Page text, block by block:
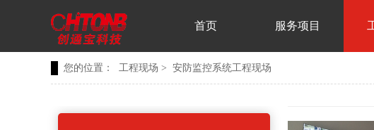
首页 服务项目
您的位置： 工程现场 > 安防监控系统工程现场